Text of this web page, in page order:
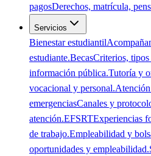
pagosDerechos, matrícula,
Servicios
Bienestar estudiantil
estudiante.BecasCriterios, tipos
información pública.Tutoría y
vocacional y personal.
emergenciasCanales y
atención.EFSRTExperiencias
de trabajo.Empleabilidad y
oportunidades y empleabilidad.